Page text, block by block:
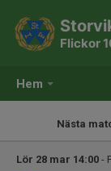
Hem
Flickor
Nästa
Lör 28 mar 14:00 -